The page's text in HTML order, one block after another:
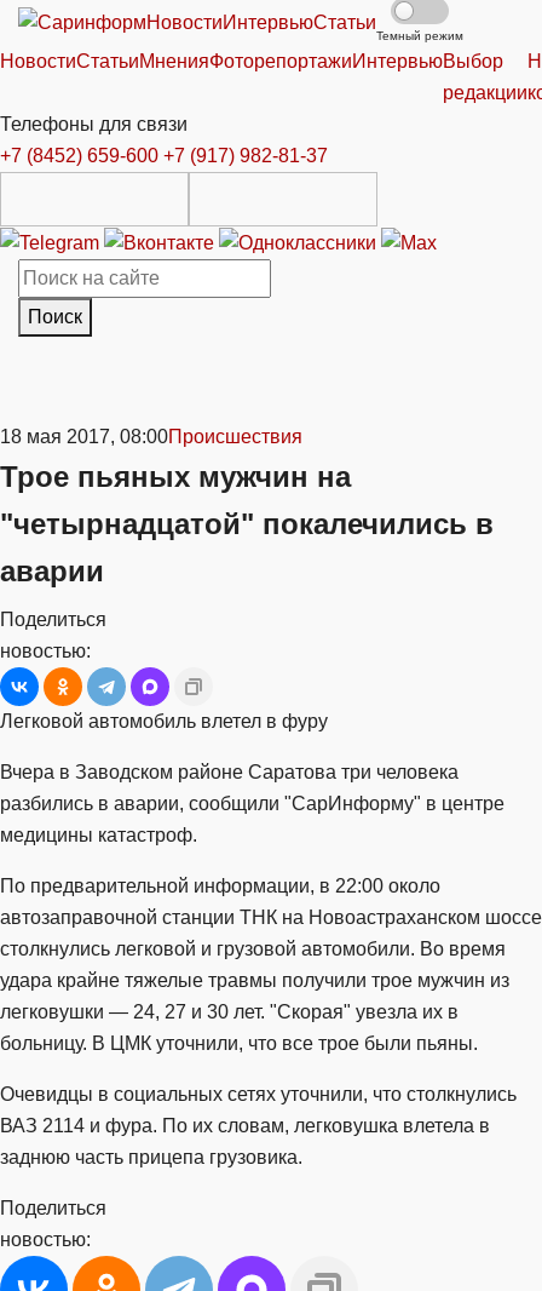
НовостиИнтервьюСтатьи
Темный режим
НовостиСтатьиМненияФоторепортажиИнтервьюВыбор
редакции
Телефоны для связи
+7 (8452) 659-600 +7 (917) 982-81-37
Поиск
18 мая 2017, 08:00Происшествия
Трое пьяных мужчин на
"четырнадцатой" покалечились в
аварии
Поделиться
новостью:
Легковой автомобиль влетел в фуру
Вчера в Заводском районе Саратова три человека
разбились в аварии, сообщили "СарИнформу" в центре
медицины катастроф.
По предварительной информации, в 22:00 около
автозаправочной станции ТНК на Новоастраханском шоссе
столкнулись легковой и грузовой автомобили. Во время
удара крайне тяжелые травмы получили трое мужчин из
легковушки — 24, 27 и 30 лет. "Скорая" увезла их в
больницу. В ЦМК уточнили, что все трое были пьяны.
Очевидцы в социальных сетях уточнили, что столкнулись
ВАЗ 2114 и фура. По их словам, легковушка влетела в
заднюю часть прицепа грузовика.
Поделиться
новостью: